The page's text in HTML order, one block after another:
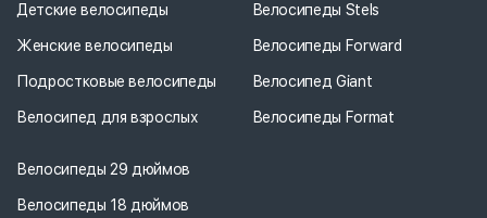
Детские велосипеды
Женские велосипеды
Подростковые велосипеды
Велосипед для взрослых
Велосипеды Stels
Велосипеды Forward
Велосипед Giant
Велосипеды Format
Велосипеды 29 дюймов
Велосипеды 18 дюймов